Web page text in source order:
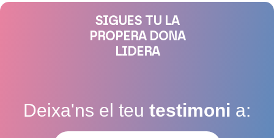
SIGUES TU LA
PROPERA DONA
LIDERA
Deixa'ns el teu testimoni a: